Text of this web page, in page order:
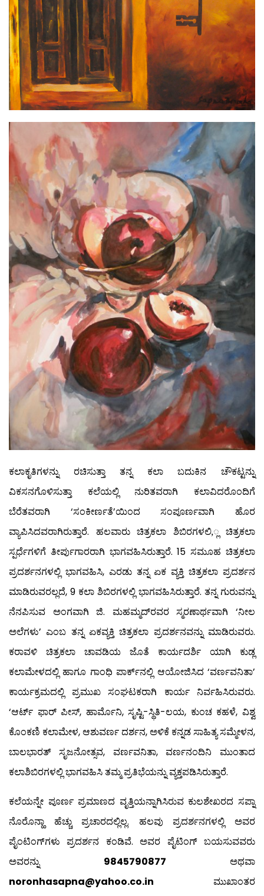
ಕಲಾಕೃತಿಗಳನ್ನು ರಚಿಸುತ್ತಾ ತನ್ನ ಕಲಾ ಬದುಕಿನ ಚೌಕಟ್ಟನ್ನು
ವಿಕಸನಗೊಳಿಸುತ್ತಾ ಕಲೆಯಲ್ಲಿ ನುರಿತವರಾಗಿ ಕಲಾವಿದರೊಂದಿಗೆ
ಬೆರೆತವರಾಗಿ ‘ಸಂಕೀರ್ಣತೆ’ಯಿಂದ ಸಂಪೂರ್ಣವಾಗಿ ಹೊರ
ವ್ಯಾಪಿಸಿದವರಾಗಿರುತ್ತಾರೆ. ಹಲವಾರು ಚಿತ್ರಕಲಾ ಶಿಬಿರಗಳಲಿ,್ಲ ಚಿತ್ರಕಲಾ
ಸ್ಪರ್ಧೆಗಳಿಗೆ ತೀರ್ಪುಗಾರರಾಗಿ ಭಾಗವಹಿಸಿರುತ್ತಾರೆ. 15 ಸಮೂಹ ಚಿತ್ರಕಲಾ
ಪ್ರದರ್ಶನಗಳಲ್ಲಿ ಭಾಗವಹಿಸಿ, ಎರಡು ತನ್ನ ಏಕ ವ್ಯಕ್ತಿ ಚಿತ್ರಕಲಾ ಪ್ರದರ್ಶನ
ಮಾಡಿರುವರಲ್ಲದೆ, 9 ಕಲಾ ಶಿಬಿರಗಳಲ್ಲಿ ಭಾಗವಹಿಸಿರುತ್ತಾರೆ. ತನ್ನ ಗುರುವನ್ನು
ನೆನಪಿಸುವ ಅಂಗವಾಗಿ ಜಿ. ಮಹಮ್ಮದ್‍ರವರ ಸ್ಮರಣಾರ್ಥವಾಗಿ ‘ನೀಲ
ಅಲೆಗಳು’ ಎಂಬ ತನ್ನ ಏಕವ್ಯಕ್ತಿ ಚಿತ್ರಕಲಾ ಪ್ರದರ್ಶನವನ್ನು ಮಾಡಿರುವರು.
ಕರಾವಳಿ ಚಿತ್ರಕಲಾ ಚಾವಡಿಯ ಜೊತೆ ಕಾರ್ಯದರ್ಶಿ ಯಾಗಿ ಕುಡ್ಲ
ಕಲಾಮೇಳದಲ್ಲಿ ಹಾಗೂ ಗಾಂಧಿ ಪಾರ್ಕ್‍ನಲ್ಲಿ ಆಯೋಜಿಸಿದ ‘ವರ್ಣವನಿತಾ’
ಕಾರ್ಯಕ್ರಮದಲ್ಲಿ ಪ್ರಮುಖ ಸಂಘಟಕರಾಗಿ ಕಾರ್ಯ ನಿರ್ವಹಿಸಿರುವರು.
‘ಆರ್ಟ್ ಫಾರ್ ಪೀಸ್, ಹಾರ್ಮೊನಿ, ಸೃಷ್ಟಿ-ಸ್ಥಿತಿ-ಲಯ, ಕುಂಚ ಕಹಳೆ, ವಿಶ್ವ
ಕೊಂಕಣಿ ಕಲಾಮೇಳ, ಆಶುವರ್ಣ ದರ್ಶನ, ಅಳಿಕೆ ಕನ್ನಡ ಸಾಹಿತ್ಯ ಸಮ್ಮೇಳನ,
ಬಾಲಭಾರತ್ ಸೃಜನೋತ್ಸವ, ವರ್ಣವನಿತಾ, ವರ್ಣನಂದಿನಿ ಮುಂತಾದ
ಕಲಾಶಿಬಿರಗಳಲ್ಲಿ ಭಾಗವಹಿಸಿ ತಮ್ಮ ಪ್ರತಿಭೆಯನ್ನು ವ್ಯಕ್ತಪಡಿಸಿರುತ್ತಾರೆ.
ಕಲೆಯನ್ನೇ ಪೂರ್ಣ ಪ್ರಮಾಣದ ವೃತ್ತಿಯನ್ನಾಗಿಸಿರುವ ಕುಲಶೇಖರದ ಸಪ್ನಾ
ನೊರೊನ್ಹಾ ಹೆಚ್ಚು ಪ್ರಚಾರದಲ್ಲಿಲ್ಲ. ಹಲವು ಪ್ರದರ್ಶನಗಳಲ್ಲಿ ಅವರ
ಪೈಂಟಿಂಗ್‍ಗಳು ಪ್ರದರ್ಶನ ಕಂಡಿವೆ. ಅವರ ಪೈಟಿಂಗ್ ಬಯಸುವವರು
ಅವರನ್ನು 9845790877 ಅಥವಾ
noronhasapna@yahoo.co.in ಮುಖಾಂತರ